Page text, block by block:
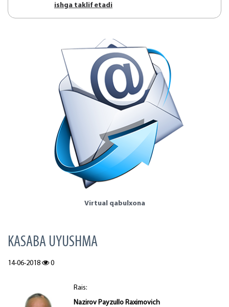
ishgа tаklif etаdi
Virtual qabulxona
KASABA UYUSHMA
14-06-2018 0
Rais:
Nazirov Payzullo Raximovich